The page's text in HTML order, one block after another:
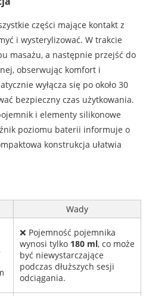
części mające kontakt z
i wysterylizować. W trakcie
masażu, a następnie przejść do
obserwując komfort i
wyłącza się po około 30
bezpieczny czas użytkowania.
i elementy silikonowe
poziomu baterii informuje o
konstrukcja ułatwia
Wady
❌ Pojemność pojemnika
wynosi tylko 180 ml, co może
być niewystarczające
podczas dłuższych sesji
odciągania.